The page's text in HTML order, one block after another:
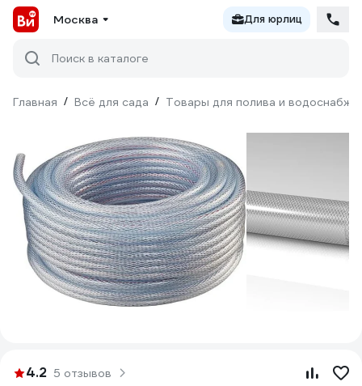
Москва Для юрлиц
Поиск в каталоге
Главная / Всё для сада / Товары для полива и
4.2 5 отзывов